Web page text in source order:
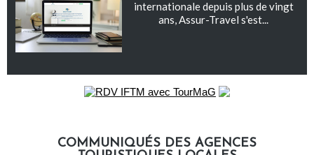
internationale depuis plus de vingt
ans, Assur-Travel s'est...
COMMUNIQUÉS DES AGENCES